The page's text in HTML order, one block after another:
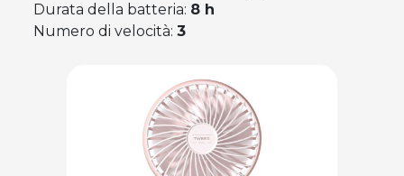
Durata della batteria: 8 h
Numero di velocità:3